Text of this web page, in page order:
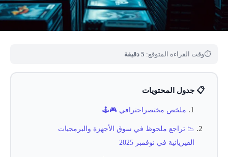
⏱وقت القراءة المتوقع: 5 دقيقة
📋 جدول المحتويات
ملخص مختصراحترافي 🎮🕹️
📉 تراجع ملحوظ في سوق الأجهزة والبرمجيات
الفيزيائية في نوفمبر 2025